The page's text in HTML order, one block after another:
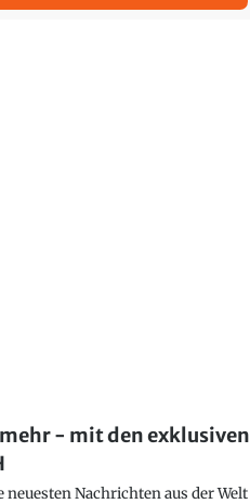
- mit den exklusiven
Nachrichten aus der Welt